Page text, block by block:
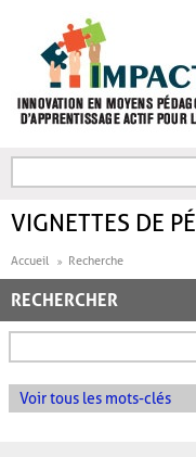
FORMULAIRE DE
VIGNETTES DE
Accueil Recherche
RECHERCHER
Voir tous les mots-clés